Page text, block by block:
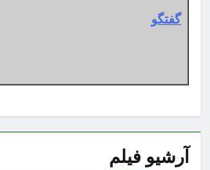
گفتگو
آرشیو فیلم